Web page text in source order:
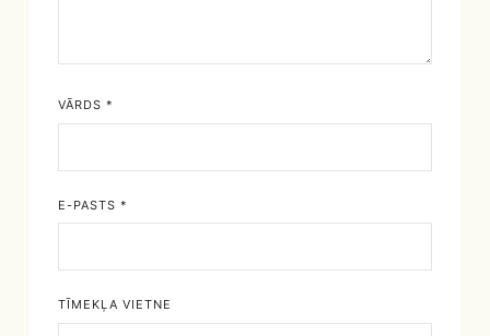
VĀRDS *
E-PASTS *
TĪMEKĻA VIETNE